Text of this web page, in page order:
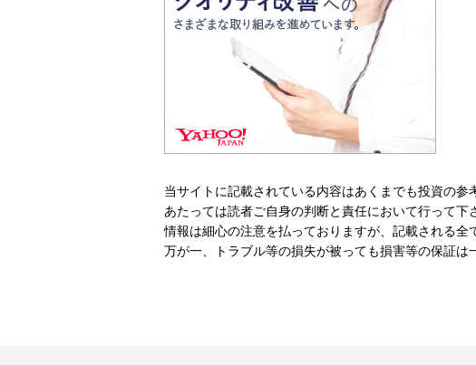
当サイトに記載されている内容はあくまでも投資の
あたっては読者ご自身の判断と責任において行って
情報は細心の注意を払っておりますが、記載される全
万が一、トラブル等の損失が被っても損害等の保証は